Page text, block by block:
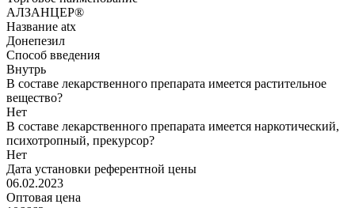
АЛЗАНЦЕР®
Название atx
Донепезил
Способ введения
Внутрь
В составе лекарственного препарата имеется растительное
вещество?
Нет
В составе лекарственного препарата имеется наркотический,
психотропный, прекурсор?
Нет
Дата установки референтной цены
06.02.2023
Оптовая цена